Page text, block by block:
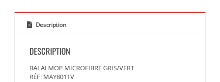
Description
DESCRIPTION
BALAI MOP MICROFIBRE GRIS/VERT
RÉF: MAY8011V